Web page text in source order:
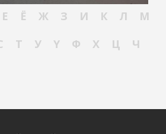
Е Ё Ж З И К Л
М
Т У Ү Ф Х Ц
Ч